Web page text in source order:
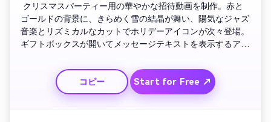
クリスマスパーティー用の華やかな招待動画を制作。赤と
ゴールドの背景に、きらめく雪の結晶が舞い、陽気なジャズ
音楽とリズミカルなカットでホリデーアイコンが次々登場。
ギフトボックスが開いてメッセージテキストを表示するアニ
招待レイアウトを挿入。最後は「ハッピーホリデー」を願う
メッセージがフェードアウトで締めくくります。
コピー Start for Free ↗